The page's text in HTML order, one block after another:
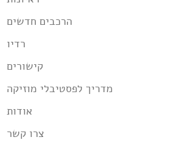
הרכבים חדשים
רדיו
קישורים
מדריך לפסטיבלי מוזיקה
אודות
צרו קשר